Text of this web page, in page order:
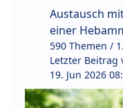
Austausch
einer
590 Themen /
Letzter Beitrag
19. Jun 2026